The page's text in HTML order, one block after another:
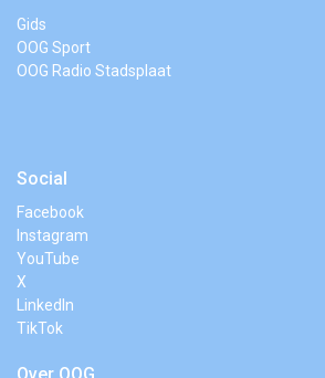
Gids
OOG Sport
OOG Radio Stadsplaat
Social
Facebook
Instagram
YouTube
X
LinkedIn
TikTok